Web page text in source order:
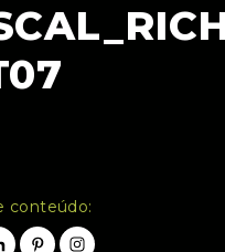
conteúdo: